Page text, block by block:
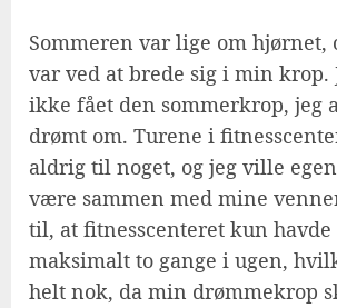
Sommeren var lige om hjørnet,
var ved at brede sig i min krop.
ikke fået den sommerkrop, jeg
drømt om. Turene i
aldrig til noget, og jeg ville
være sammen med mine
til, at fitnesscenteret kun havde
maksimalt to gange i ugen,
helt nok, da min drømmekrop